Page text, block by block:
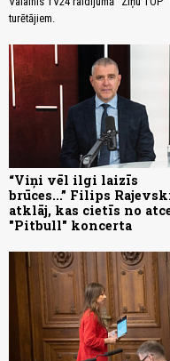
turētājiem.
“Viņi vēl ilgi laizīs
brūces...” Filips
atklāj, kas cietīs no
"Pitbull" koncerta